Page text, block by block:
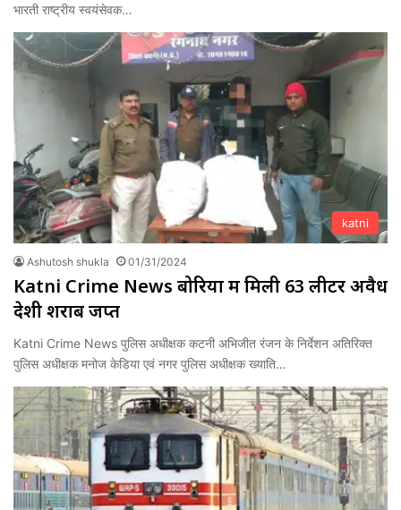
भारती राष्ट्रीय स्वयंसेवक…
katni
Ashutosh shukla 01/31/2024
Katni Crime News बोरियों में मिली 63 लीटर अवैध
देशी शराब जप्त
Katni Crime News पुलिस अधीक्षक कटनी अभिजीत रंजन के निर्देशन अतिरिक्त
पुलिस अधीक्षक मनोज केडिया एवं नगर पुलिस अधीक्षक ख्याति…